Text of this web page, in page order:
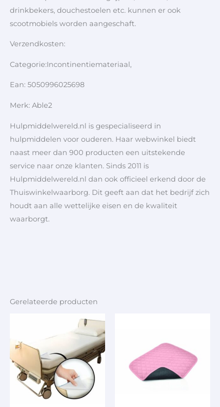
drinkbekers, douchestoelen etc. kunnen er ook
scootmobiels worden aangeschaft.
Verzendkosten:
Categorie:Incontinentiemateriaal,
Ean: 5050996025698
Merk: Able2
Hulpmiddelwereld.nl is gespecialiseerd in
hulpmiddelen voor ouderen. Haar webwinkel biedt
naast meer dan 900 producten een uitstekende
service naar onze klanten. Sinds 2011 is
Hulpmiddelwereld.nl dan ook officieel erkend door de
Thuiswinkelwaarborg. Dit geeft aan dat het bedrijf zich
houdt aan alle wettelijke eisen en de kwaliteit
waarborgt.
Gerelateerde producten